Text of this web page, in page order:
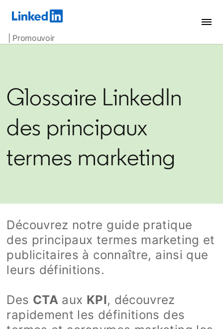
| Promouvoir
Glossaire LinkedIn
des principaux
termes marketing
Découvrez notre guide pratique
des principaux termes marketing et
publicitaires à connaître, ainsi que
leurs définitions.
Des CTAaux KPI, découvrez
rapidement les définitions des